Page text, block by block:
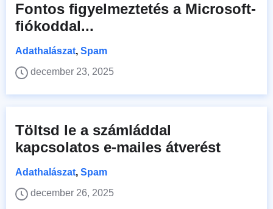
Fontos figyelmeztetés a Microsoft-
fiókoddal...
Adathalászat, Spam
december 23, 2025
Töltsd le a számláddal
kapcsolatos e-mailes átverést
Adathalászat, Spam
december 26, 2025